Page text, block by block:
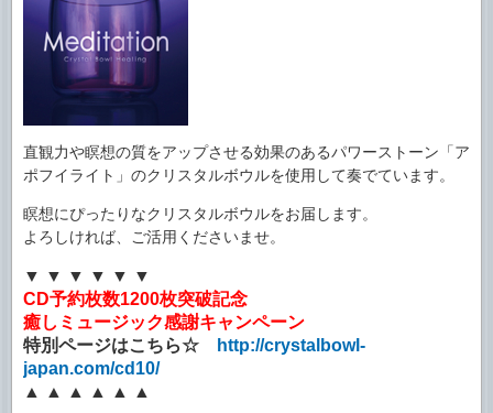
直観力や瞑想の質をアップさせる効果のあるパワーストーン「ア
ポフイライト」のクリスタルボウルを使用して奏でています。
瞑想にぴったりなクリスタルボウルをお届します。
よろしければ、ご活用くださいませ。
▼ ▼ ▼ ▼ ▼ ▼
CD予約枚数1200枚突破記念
癒しミュージック感謝キャンペーン
特別ページはこちら☆
http://crystalbowl-
japan.com/cd10/
▲ ▲ ▲ ▲ ▲ ▲